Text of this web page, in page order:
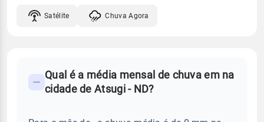
Satélite Chuva Agora
Perguntas
Qual é a média mensal de chuva em na
cidade de Atsugi - ND?